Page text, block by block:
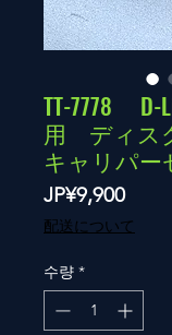
TT-7778 D-
用 ディス
キャリパー
JP¥9,900가
격
配送について
수량 *